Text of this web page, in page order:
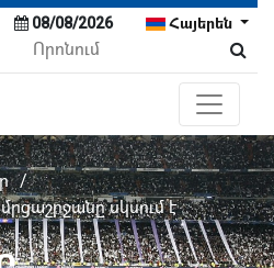
Հայերեն
08/08/2026
/
սկսում է